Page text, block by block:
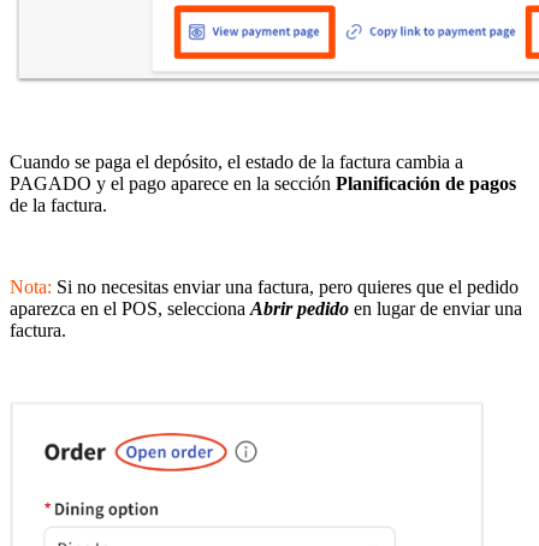
Cuando se paga el depósito, el estado de la factura cambia a
PAGADO y el pago aparece en la sección Planificación de pagos
de la factura.
Nota: Si no necesitas enviar una factura, pero quieres que el pedido
aparezca en el POS, selecciona Abrir pedido en lugar de enviar una
factura.